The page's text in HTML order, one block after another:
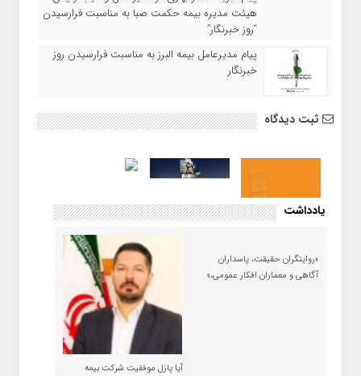
هیئت مدیره بیمه حکمت صبا به مناسبت فرارسیدن
“روز خبرنگار”
پیام مدیرعامل بیمه البرز به مناسبت فرارسیدن روز
خبرنگار
ثبت دیدگاه
یادداشت
«روایتگران حقیقت، پاسداران
آگاهی و معماران افکار عمومی،»
آیا پازل موفقیت شرکت بیمه